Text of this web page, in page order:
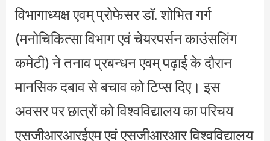
विभागाध्यक्ष एवम् प्रोफेसर डॉ. शोभित गर्ग
(मनोचिकित्सा विभाग एवं चेयरपर्सन काउंसलिंग
कमेटी) ने तनाव प्रबन्धन एवम् पढ़ाई के दौरान
मानसिक दबाव से बचाव को टिप्स दिए। इस
अवसर पर छात्रों को विश्वविद्यालय का परिचय
एसजीआरआरईएम एवं एसजीआरआर विश्वविद्यालय